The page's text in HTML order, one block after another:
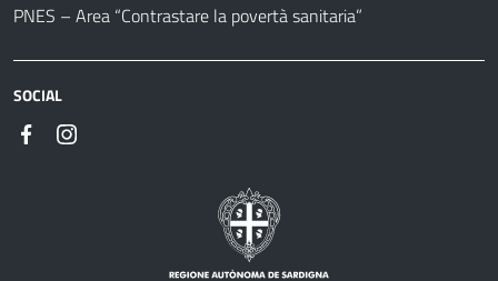
PNES – Area “Contrastare la povertà sanitaria”
SOCIAL